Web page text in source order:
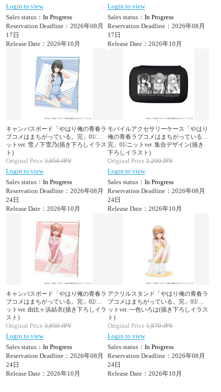
Login to view
Sales status： In Progress
Reservation Deadline：2026年08月
17日
Release Date：2026年10月
Login to view
Sales status： In Progress
Reservation Deadline：2026年08月
17日
Release Date：2026年10月
キャンバスボード「やはり俺の青春ラ
ブコメはまちがっている。完」01/ニ
ットver. 雪ノ下雪乃(描き下ろしイラス
ト)
Original Price 3,850JPY
Login to view
Sales status： In Progress
Reservation Deadline：2026年08月
24日
Release Date：2026年10月
モバイルアクセサリーケース「やはり
俺の青春ラブコメはまちがっている。
完」01/ニットver. 集合デザイン(描き
下ろしイラスト)
Original Price 2,200JPY
Login to view
Sales status： In Progress
Reservation Deadline：2026年08月
24日
Release Date：2026年10月
キャンバスボード「やはり俺の青春ラ
ブコメはまちがっている。完」02/ニ
ットver. 由比ヶ浜結衣(描き下ろしイラ
スト)
Original Price 3,850JPY
Login to view
Sales status： In Progress
Reservation Deadline：2026年08月
24日
Release Date：2026年10月
アクリルスタンド「やはり俺の青春ラ
ブコメはまちがっている。完」03/ニ
ットver. 一色いろは(描き下ろしイラス
ト)
Original Price 1,870JPY
Login to view
Sales status： In Progress
Reservation Deadline：2026年08月
24日
Release Date：2026年10月